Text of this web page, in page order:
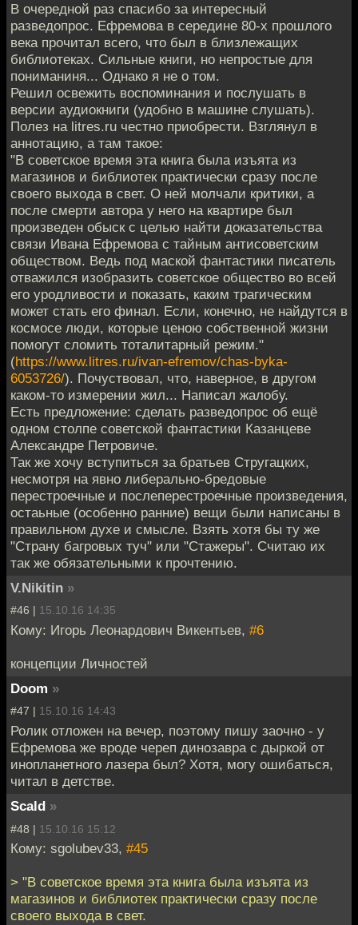
В очередной раз спасибо за интересный
разведопрос. Ефремова в середине 80-х прошлого
века прочитал всего, что был в близлежащих
библиотеках. Сильные книги, но непростые для
пониманиня... Однако я не о том.
Решил освежить воспоминания и послушать в
версии аудиокниги (удобно в машине слушать).
Полез на litres.ru честно приобрести. Взглянул в
аннотацию, а там такое:
"В советское время эта книга была изъята из
магазинов и библиотек практически сразу после
своего выхода в свет. О ней молчали критики, а
после смерти автора у него на квартире был
произведен обыск с целью найти доказательства
связи Ивана Ефремова с тайным антисоветским
обществом. Ведь под маской фантастики писатель
отважился изобразить советское общество во всей
его уродливости и показать, каким трагическим
может стать его финал. Если, конечно, не найдутся в
космосе люди, которые ценою собственной жизни
помогут сломить тоталитарный режим."
(https://www.litres.ru/ivan-efremov/chas-byka-
6053726/). Почуствовал, что, наверное, в другом
каком-то измерении жил... Написал жалобу.
Есть предложение: сделать разведопрос об ещё
одном столпе советской фантастики Казанцеве
Александре Петровиче.
Так же хочу вступиться за братьев Стругацких,
несмотря на явно либерально-бредовые
перестроечные и послеперестроечные произведения,
остаьные (особенно ранние) вещи были написаны в
правильном духе и смысле. Взять хотя бы ту же
"Страну багровых туч" или "Стажеры". Считаю их
так же обязательными к прочтению.
V.Nikitin »
#46 | 15.10.16 14:35
Кому: Игорь Леонардович Викентьев, #6
концепции Личностей
Doom »
#47 | 15.10.16 14:43
Ролик отложен на вечер, поэтому пишу заочно - у
Ефремова же вроде череп динозавра с дыркой от
инопланетного лазера был? Хотя, могу ошибаться,
читал в детстве.
Scald »
#48 | 15.10.16 15:12
Кому: sgolubev33, #45
> "В советское время эта книга была изъята из
магазинов и библиотек практически сразу после
своего выхода в свет.